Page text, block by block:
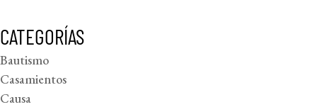
CATEGORÍAS
Bautismo
Casamientos
Causa